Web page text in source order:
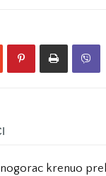
krenuo